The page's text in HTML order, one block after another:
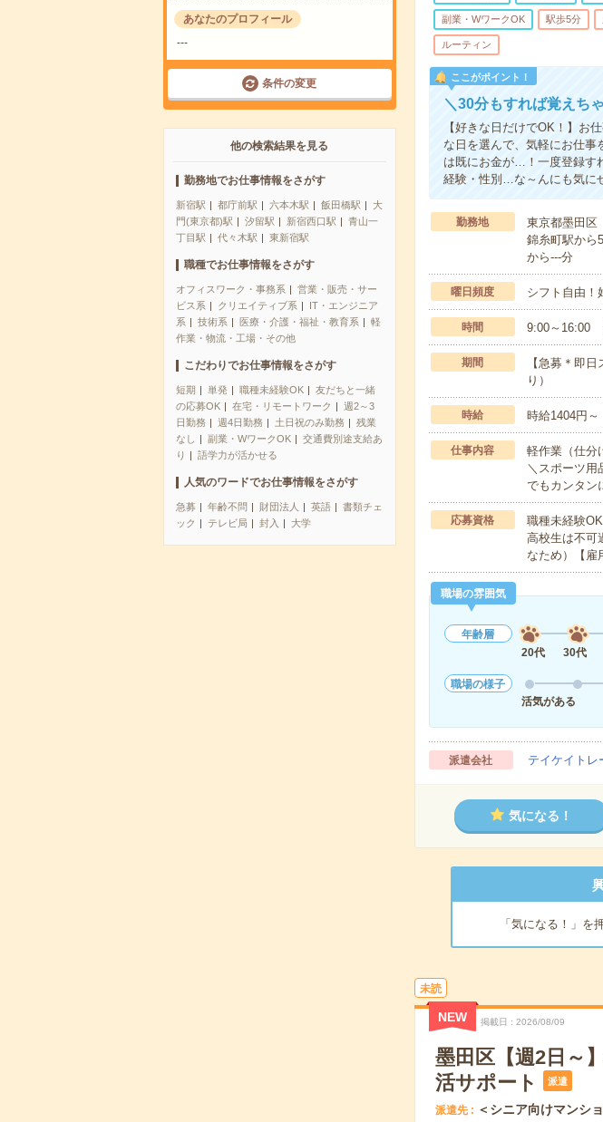
あなたのプロフィール
---
条件の変更
他の検索結果を見る
勤務地でお仕事情報をさがす
新宿駅 都庁前駅 六本木駅 飯田橋駅
大
門(東京都)駅
汐留駅 新宿西口駅
青山一
丁目駅
代々木駅 東新宿駅
職種でお仕事情報をさがす
オフィスワーク・事務系
営業・販売・サー
ビス系
クリエイティブ系
IT・エンジニア
系
技術系 医療・介護・福祉・教育系
軽
作業・物流・工場・その他
こだわりでお仕事情報をさがす
短期 単発 職種未経験OK
友だちと一緒
の応募OK
在宅・リモートワーク
週2～3
日勤務
週4日勤務 土日祝のみ勤務
残業
なし
副業・WワークOK
交通費別途支給あ
り
語学力が活かせる
人気のワードでお仕事情報をさがす
急募 年齢不問 財団法人 英語
書類チェ
ック
テレビ局 封入 大学
副業・WワークOK 駅歩5分
ルーティン
ここがポイント！
＼30分もすれば覚えち
【好きな日だけでOK！】お
な日を選んで、気軽にお仕事
は既にお金が…！一度登録す
経験・性別…な～んにも気に
勤務地
東京都墨田区
錦糸町駅から
から---分
曜日頻度 シフト自由！
時間 9:00～16:00
期間
【急募＊即
り）
時給 時給1404円
仕事内容
軽作業（仕分
＼スポーツ用
でもカンタ
応募資格
職種未経験
高校生は不可
なため）【雇
職場の雰囲気
年齢層
20代
30代
職場の様子
活気がある
派遣会社 テイケイトレ
気になる！
「気になる！」を
未読
NEW 掲載日 2026/08/09
墨田区【週2日～
活サポート
派遣
派遣先 ＜シニア向けマンシ